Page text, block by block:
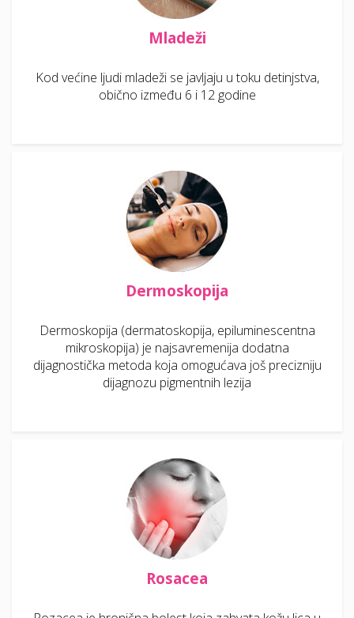
Mladeži
Kod većine ljudi mladeži se javljaju u toku detinjstva,
obično između 6 i 12 godine
Dermoskopija
Dermoskopija (dermatoskopija, epiluminescentna
mikroskopija) je najsavremenija dodatna
dijagnostička metoda koja omogućava još precizniju
dijagnozu pigmentnih lezija
Rosacea